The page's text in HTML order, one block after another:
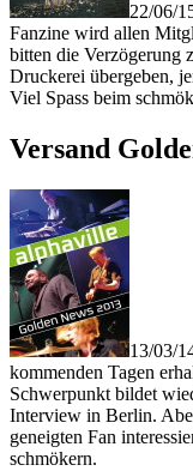
22/06/
Fanzine wird allen
bitten die Verzögerung
Druckerei übergeben,
Viel Spass beim
Versand
13/03/
kommenden Tagen
Schwerpunkt bildet
Interview in Berlin.
geneigten Fan
schmökern.